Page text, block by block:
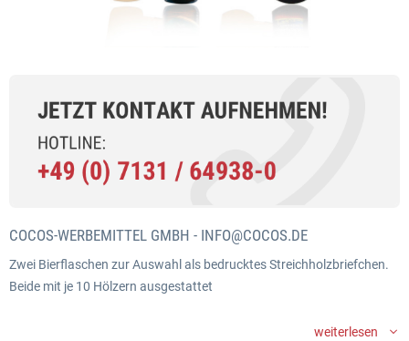
COCOS-WERBEMITTEL GMBH - INFO@COCOS.DE
Zwei Bierflaschen zur Auswahl als bedrucktes Streichholzbriefchen.
Beide mit je 10 Hölzern ausgestattet
weiterlesen